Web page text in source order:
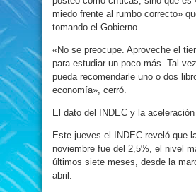
miedo frente al rumbo correcto»
tomando el Gobierno.
«No se preocupe. Aproveche el
para estudiar un poco más. Tal
pueda recomendarle uno o dos
economía», cerró.
El dato del INDEC y la
Este jueves el INDEC reveló que
noviembre fue del 2,5%, el nivel
últimos siete meses, desde la
abril.